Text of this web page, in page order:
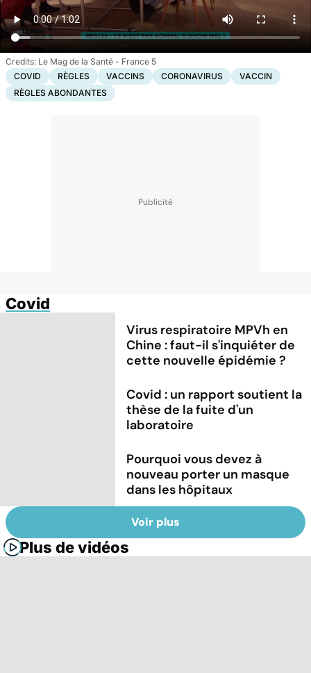
Le Mag de la Santé - France 5
COVID
RÈGLES VACCINS CORONAVIRUS
VACCIN
RÈGLES ABONDANTES
Covid
Virus respiratoire MPVh en
Chine : faut-il s'inquiéter de
cette nouvelle épidémie ?
Covid : un rapport soutient la
thèse de la fuite d'un
laboratoire
Pourquoi vous devez à
nouveau porter un masque
dans les hôpitaux
Voir plus
Plus de vidéos